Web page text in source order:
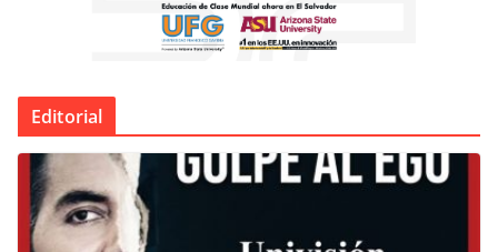
Editorial